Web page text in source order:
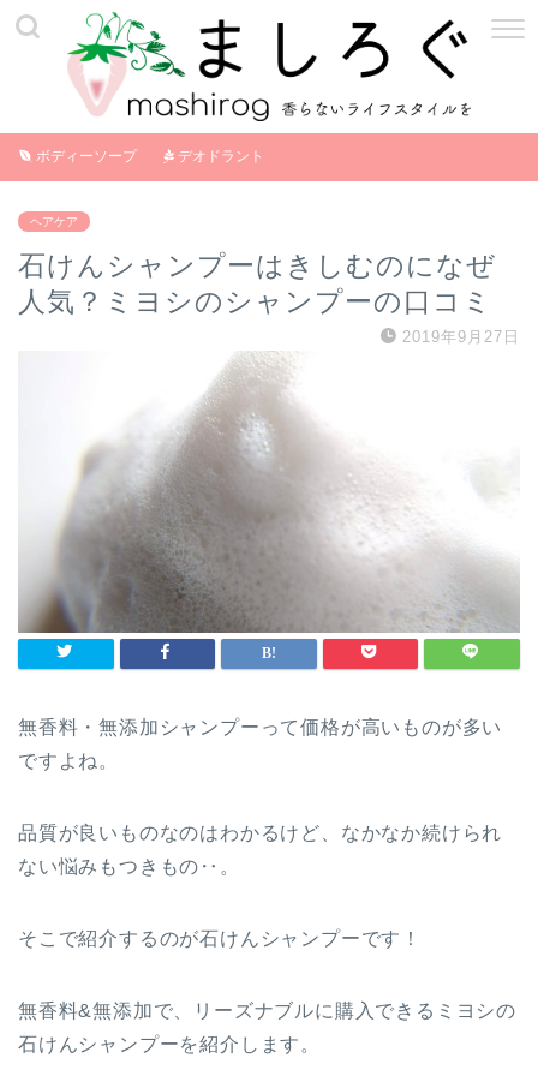
ボディーソープ デオドラント
ヘアケア
石けんシャンプーはきしむのになぜ
人気？ミヨシのシャンプーの口コミ
2019年9月27日
無香料・無添加シャンプーって価格が高いものが多い
ですよね。
品質が良いものなのはわかるけど、なかなか続けられ
ない悩みもつきもの‥。
そこで紹介するのが石けんシャンプーです！
無香料&無添加で、リーズナブルに購入できるミヨシの
石けんシャンプーを紹介します。